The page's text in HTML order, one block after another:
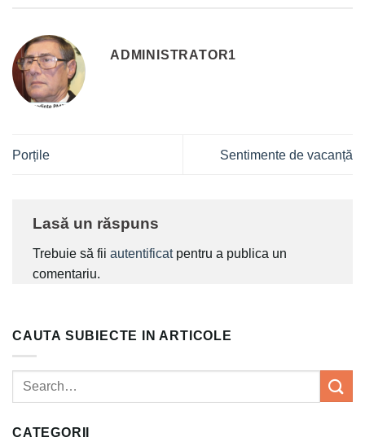
ADMINISTRATOR1
Porțile Sentimente de vacanță
Lasă un răspuns
Trebuie să fii autentificatpentru a publica un
comentariu.
CAUTA SUBIECTE IN ARTICOLE
CATEGORII